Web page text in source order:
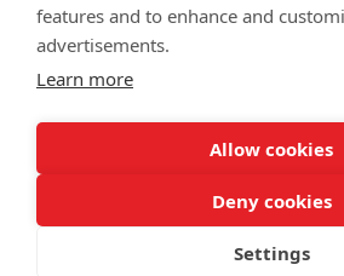
All rights reserved
Made byCRONUTS.DIGITAL
features and to enhance and
advertisements.
Learn more
Allow cookies
Deny cookies
Settings